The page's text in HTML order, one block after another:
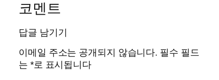
코멘트
답글 남기기
이메일 주소는 공개되지 않습니다. 필수 필드
는 *로 표시됩니다